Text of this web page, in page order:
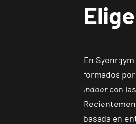
En
formados por
indoorcon
basada en